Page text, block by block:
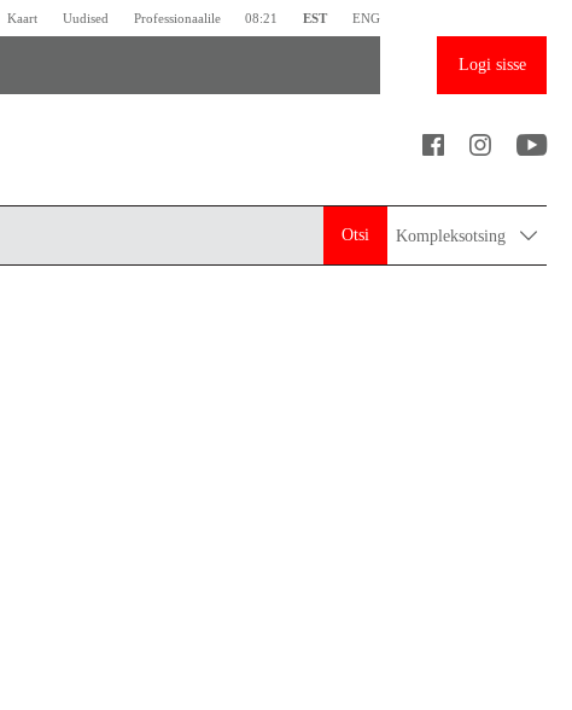
Kaart Uudised Professionaalile 08:21 EST ENG
Logi sisse
Otsi Kompleksotsing